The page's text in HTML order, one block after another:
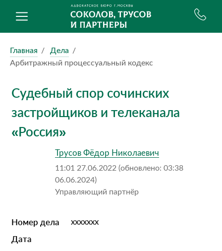
Главная
Дела
Арбитражный процессуальный кодекс
Судебный спор сочинских
застройщиков и телеканала
«Россия»
Трусов Фёдор Николаевич
11:01 27.06.2022 (обновлено: 03:38
06.06.2024)
Управляющий партнёр
Номер дела ххххххх
Дата